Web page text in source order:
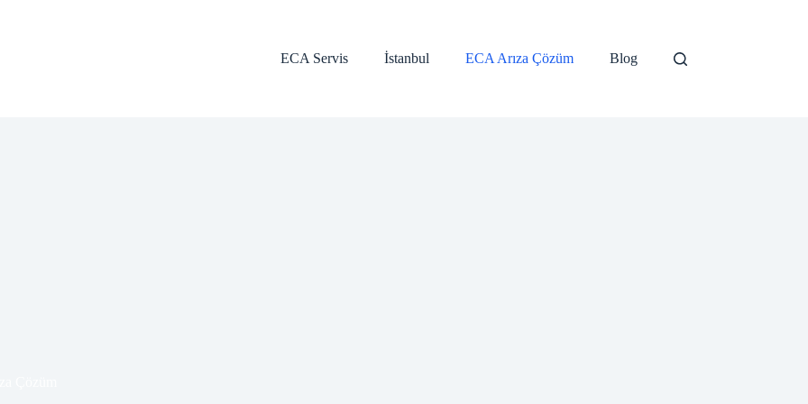
ECA Servis
İstanbul ECA Arıza Çözüm Blog